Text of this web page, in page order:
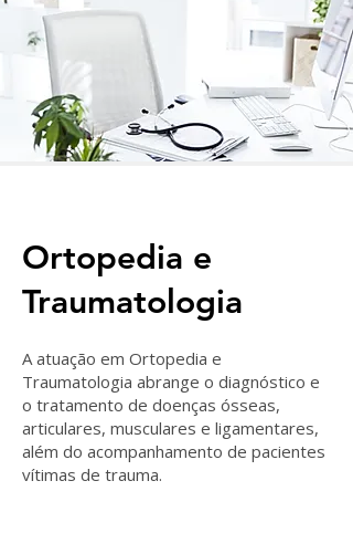
Ortopedia e
Traumatologia
A atuação em Ortopedia e
Traumatologia abrange o diagnóstico e
o tratamento de doenças ósseas,
articulares, musculares e ligamentares,
além do acompanhamento de pacientes
vítimas de trauma.